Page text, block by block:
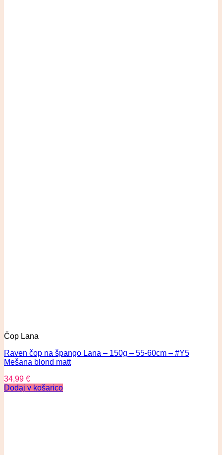
Čop Lana
Raven čop na špango Lana – 150g – 55-60cm – #Y5
Mešana blond matt
34,99 €
Dodaj v košarico